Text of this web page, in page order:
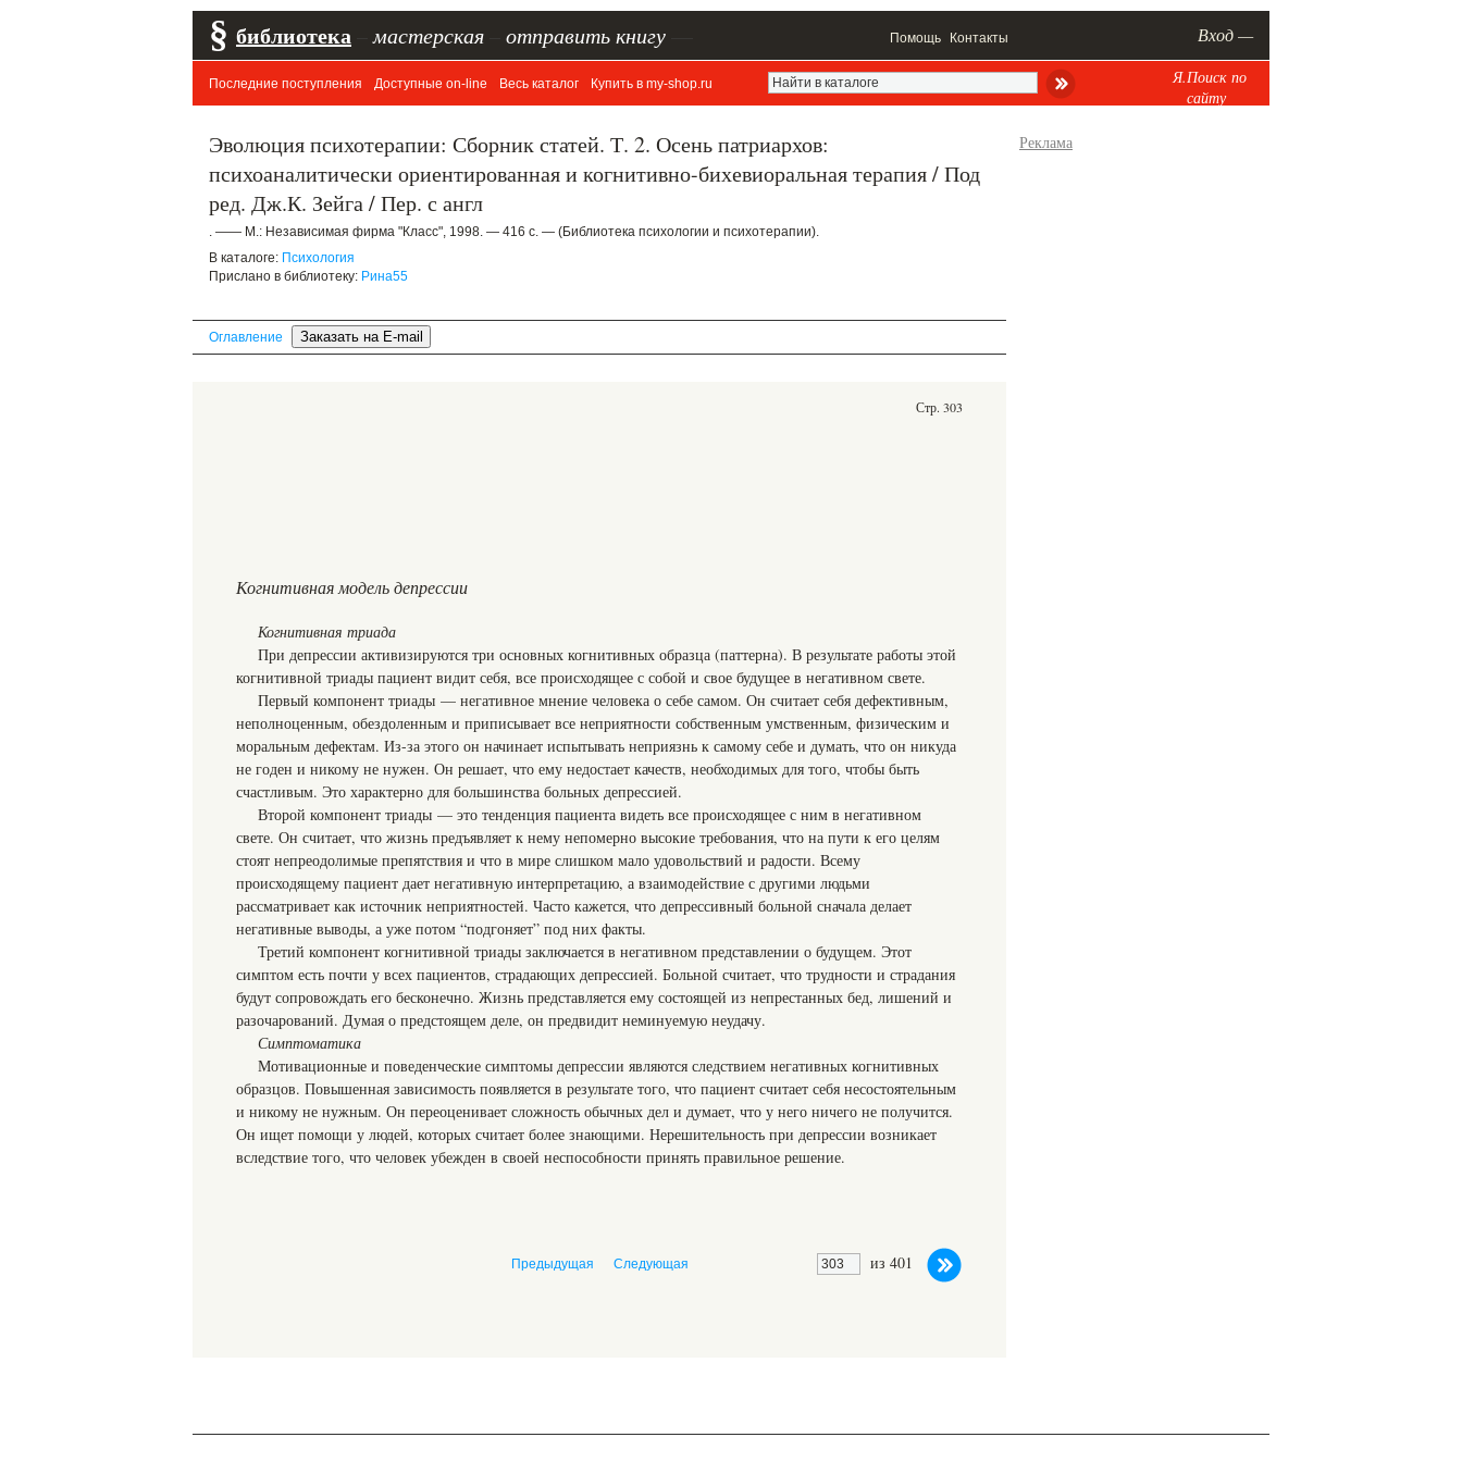
§ библиотека мастерская отправить книгу Помощь Контакты Вход —
Последние поступления Доступные on-line Весь каталог Купить в my-shop.ru
Я.Поиск по
сайту
Эволюция психотерапии: Сборник статей. Т. 2. Осень патриархов:
психоаналитически ориентированная и когнитивно-бихевиоральная терапия / Под
ред. Дж.К. Зейга / Пер. с англ
. —— М.: Независимая фирма "Класс", 1998. — 416 с. — (Библиотека психологии и психотерапии).
В каталоге: Психология
Прислано в библиотеку: Рина55
Оглавление
Стр. 303
Когнитивная модель депрессии
Когнитивная триада
При депрессии активизируются три основных когнитивных образца (паттерна). В результате работы этой
когнитивной триады пациент видит себя, все происходящее с собой и свое будущее в негативном свете.
Первый компонент триады — негативное мнение человека о себе самом. Он считает себя дефективным,
неполноценным, обездоленным и приписывает все неприятности собственным умственным, физическим и
моральным дефектам. Из-за этого он начинает испытывать неприязнь к самому себе и думать, что он никуда
не годен и никому не нужен. Он решает, что ему недостает качеств, необходимых для того, чтобы быть
счастливым. Это характерно для большинства больных депрессией.
Второй компонент триады — это тенденция пациента видеть все происходящее с ним в негативном
свете. Он считает, что жизнь предъявляет к нему непомерно высокие требования, что на пути к его целям
стоят непреодолимые препятствия и что в мире слишком мало удовольствий и радости. Всему
происходящему пациент дает негативную интерпретацию, а взаимодействие с другими людьми
рассматривает как источник неприятностей. Часто кажется, что депрессивный больной сначала делает
негативные выводы, а уже потом “подгоняет” под них факты.
Третий компонент когнитивной триады заключается в негативном представлении о будущем. Этот
симптом есть почти у всех пациентов, страдающих депрессией. Больной считает, что трудности и страдания
будут сопровождать его бесконечно. Жизнь представляется ему состоящей из непрестанных бед, лишений и
разочарований. Думая о предстоящем деле, он предвидит неминуемую неудачу.
Симптоматика
Мотивационные и поведенческие симптомы депрессии являются следствием негативных когнитивных
образцов. Повышенная зависимость появляется в результате того, что пациент считает себя несостоятельным
и никому не нужным. Он переоценивает сложность обычных дел и думает, что у него ничего не получится.
Он ищет помощи у людей, которых считает более знающими. Нерешительность при депрессии возникает
вследствие того, что человек убежден в своей неспособности принять правильное решение.
из 401
Предыдущая Следующая
Реклама